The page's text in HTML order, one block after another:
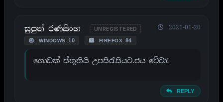
සුපුන් රණසිංහ UNREGISTERED
WINDOWS 10 FIREFOX 84
2021-01-20
ගොඩක් ස්තූතියි උපසිරැසියට.ජය වේවා!
REPLY